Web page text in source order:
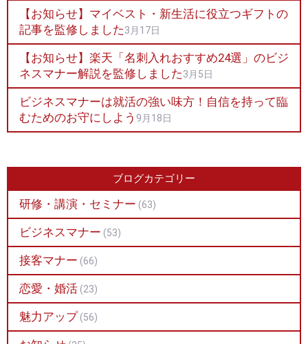
【お知らせ】マイベスト・新生活に役立つギフトの
記事を監修しました3月17日
【お知らせ】楽天「名刺入れおすすめ24選」のビジ
ネスマナー解説を監修しました3月5日
ビジネスマナーは就活の強い味方！自信を持って臨
むためのお守にしよう 9月18日
ブログカテゴリー
研修・講演・セミナー (63)
ビジネスマナー (53)
接客マナー (66)
恋愛・婚活 (23)
魅力アップ (56)